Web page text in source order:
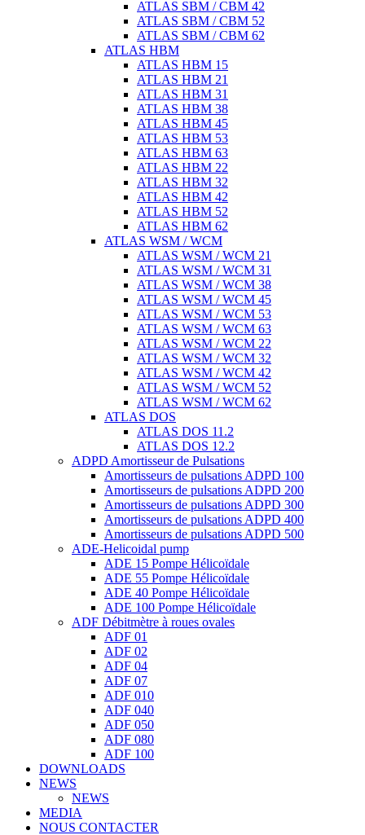
ATLAS SBM / CBM 42
ATLAS SBM / CBM 52
ATLAS SBM / CBM 62
ATLAS HBM
ATLAS HBM 15
ATLAS HBM 21
ATLAS HBM 31
ATLAS HBM 38
ATLAS HBM 45
ATLAS HBM 53
ATLAS HBM 63
ATLAS HBM 22
ATLAS HBM 32
ATLAS HBM 42
ATLAS HBM 52
ATLAS HBM 62
ATLAS WSM / WCM
ATLAS WSM / WCM 21
ATLAS WSM / WCM 31
ATLAS WSM / WCM 38
ATLAS WSM / WCM 45
ATLAS WSM / WCM 53
ATLAS WSM / WCM 63
ATLAS WSM / WCM 22
ATLAS WSM / WCM 32
ATLAS WSM / WCM 42
ATLAS WSM / WCM 52
ATLAS WSM / WCM 62
ATLAS DOS
ATLAS DOS 11.2
ATLAS DOS 12.2
ADPD Amortisseur de Pulsations
Amortisseurs de pulsations ADPD 100
Amortisseurs de pulsations ADPD 200
Amortisseurs de pulsations ADPD 300
Amortisseurs de pulsations ADPD 400
Amortisseurs de pulsations ADPD 500
ADE-Helicoidal pump
ADE 15 Pompe Ηélicoïdale
ADE 55 Pompe Ηélicoïdale
ADE 40 Pompe Ηélicoïdale
ADE 100 Pompe Ηélicoïdale
ADF Débitmètre à roues ovales
ADF 01
ADF 02
ADF 04
ADF 07
ADF 010
ADF 040
ADF 050
ADF 080
ADF 100
DOWNLOADS
NEWS
NEWS
MEDIA
NOUS CONTACTER